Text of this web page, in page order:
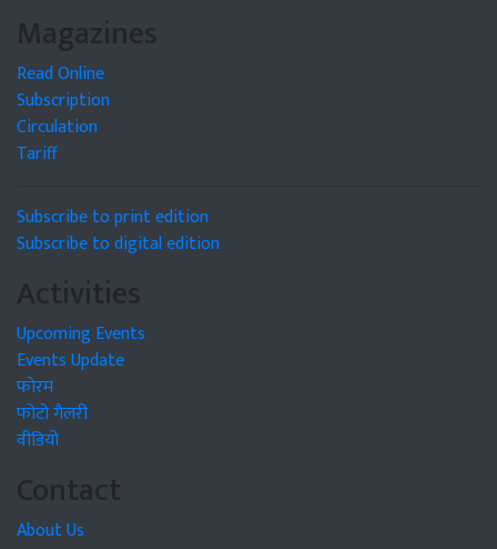
Magazines
Read Online
Subscription
Circulation
Tariff
Subscribe to print edition
Subscribe to digital edition
Activities
Upcoming Events
Events Update
फोरम
फोटो गैलरी
वीडियो
Contact
About Us